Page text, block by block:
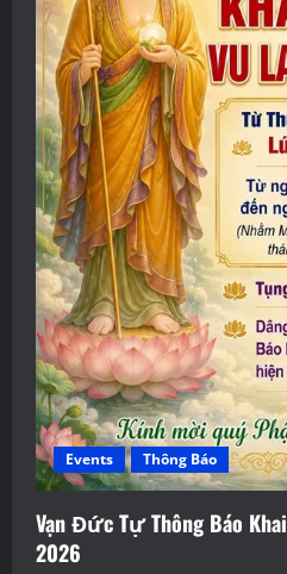
Events Thông Báo
Vạn Đức Tự Thông Báo
2026